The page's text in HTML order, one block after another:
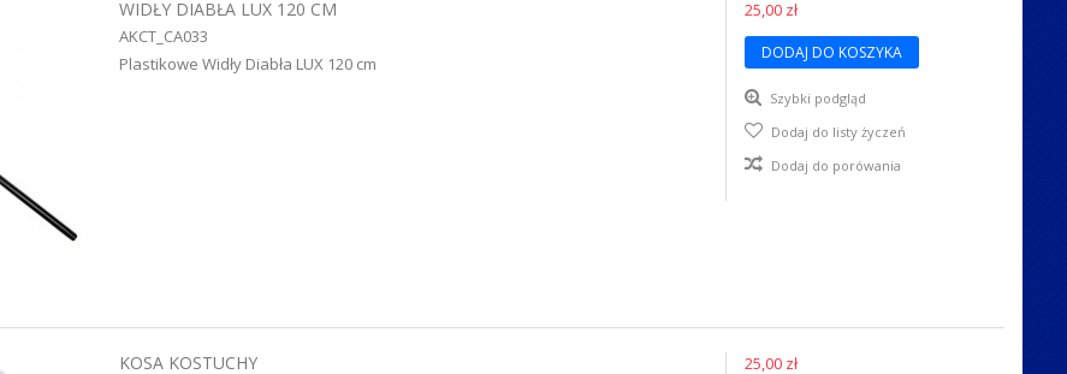
WIDŁY DIABŁA LUX 120 CM
AKCT_CA033
Plastikowe Widły Diabła LUX 120 cm
25,00 zł
DODAJ DO KOSZYKA
Szybki podgląd
Dodaj do listy życzeń
Dodaj do porówania
KOSA KOSTUCHY 25,00 zł